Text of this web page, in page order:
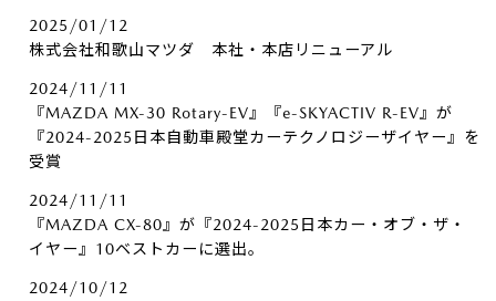
2025/01/12
株式会社和歌山マツダ 本社・本店リニューアル
2024/11/11
『MAZDA MX-30 Rotary-EV』『e-SKYACTIV R-EV』が
『2024-2025日本自動車殿堂カーテクノロジーザイヤー』を
受賞
2024/11/11
『MAZDA CX-80』が『2024-2025日本カー・オブ・ザ・
イヤー』10ベストカーに選出。
2024/10/12